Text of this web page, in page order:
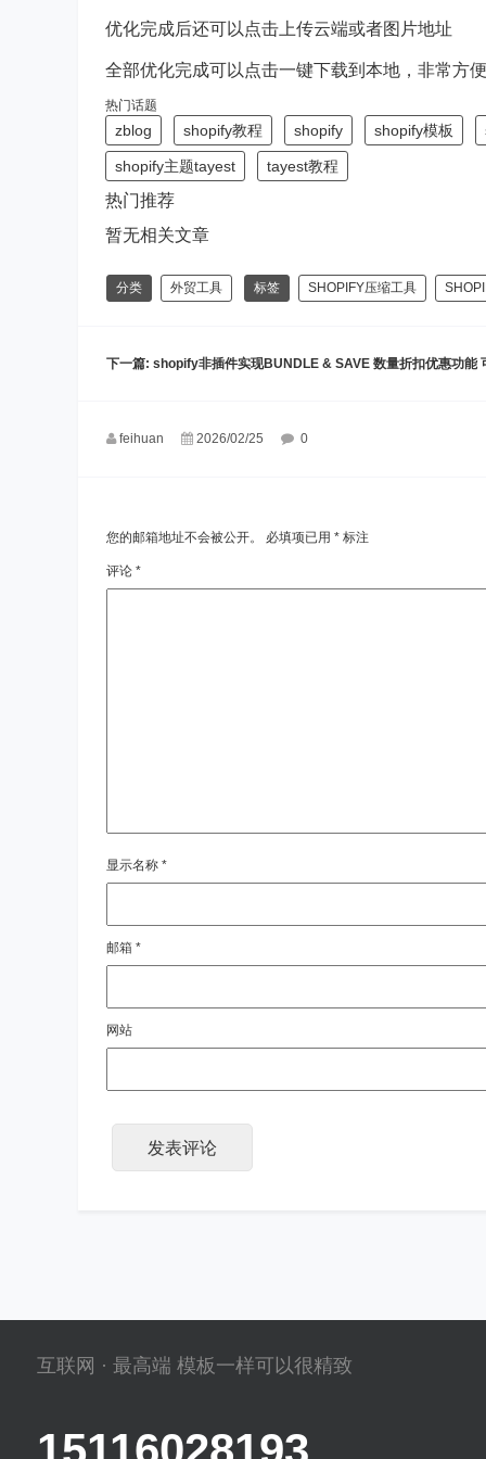
优化完成后还可以点击上传云端或者图片地址
全部优化完成可以点击一键下载到本地，非常方
热门话题
zblog shopify教程 shopify shopify模板
shopify主题tayest tayest教程
热门推荐
暂无相关文章
分类 外贸工具 标签 SHOPIFY压缩工具
下一篇: shopify非插件实现BUNDLE & SAVE 数量折扣优惠功能
feihuan 2026/02/25 0
您的邮箱地址不会被公开。 必填项已用 *标注
评论 *
显示名称 *
邮箱 *
网站
互联网 · 最高端 模板一样可以很精致